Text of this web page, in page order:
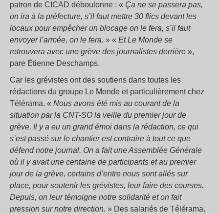
patron de CICAD déboulonne : « Ça ne se passera pas,
on ira à la préfecture, s’il faut mettre 30 flics devant les
locaux pour empêcher un blocage on le fera, s’il faut
envoyer l’armée, on le fera. » « Et Le Monde se
retrouvera avec une grève des journalistes derrière »,
pare Étienne Deschamps.
Car les grévistes ont des soutiens dans toutes les
rédactions du groupe Le Monde et particulièrement chez
Télérama. « Nous avons été mis au courant de la
situation par la CNT-SO la veille du premier jour de
grève. Il y a eu un grand émoi dans la rédaction, ce qui
s’est passé sur le chantier est contraire à tout ce que
défend notre journal. On a fait une Assemblée Générale
où il y avait une centaine de participants et au premier
jour de la grève, certains d’entre nous sont allés sur
place, pour soutenir les grévistes, leur faire des courses.
Depuis, on leur témoigne notre solidarité et on fait
pression sur notre direction. » Des salariés de Télérama,